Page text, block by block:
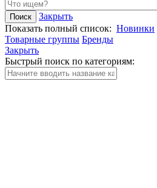
Закрыть
Показать полный список: Новинки
Товарные группы Бренды
Закрыть
Быстрый поиск по категориям: